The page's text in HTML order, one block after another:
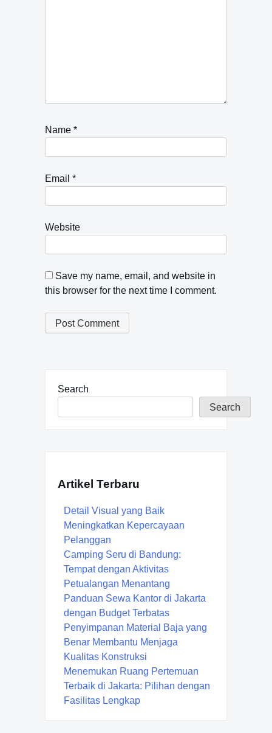
Name *
Email *
Website
Save my name, email, and website in
this browser for the next time I comment.
Search
Search
Artikel Terbaru
Detail Visual yang Baik
Meningkatkan Kepercayaan
Pelanggan
Camping Seru di Bandung:
Tempat dengan Aktivitas
Petualangan Menantang
Panduan Sewa Kantor di Jakarta
dengan Budget Terbatas
Penyimpanan Material Baja yang
Benar Membantu Menjaga
Kualitas Konstruksi
Menemukan Ruang Pertemuan
Terbaik di Jakarta: Pilihan dengan
Fasilitas Lengkap